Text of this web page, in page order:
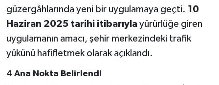
güzergâhlarında yeni bir uygulamaya geçti. 10
Haziran 2025 tarihi itibarıylayürürlüğe giren
uygulamanın amacı, şehir merkezindeki trafik
yükünü hafifletmek olarak açıklandı.
4 Ana Nokta Belirlendi